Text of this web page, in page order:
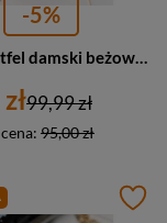
-5%
Mały portfel damski beżowy lakierowny portmonetka RFID - Peterson 011-WEI-PUS
95,00 zł
99,99 zł